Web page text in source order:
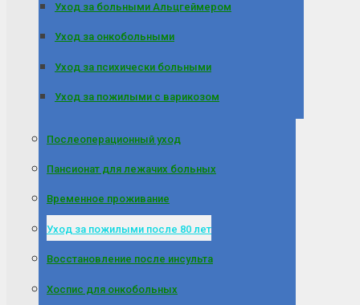
Уход за больными Альцгеймером
Уход за онкобольными
Уход за психически больными
Уход за пожилыми с варикозом
Послеоперационный уход
Пансионат для лежачих больных
Временное проживание
Уход за пожилыми после 80 лет
Восстановление после инсульта
Хоспис для онкобольных